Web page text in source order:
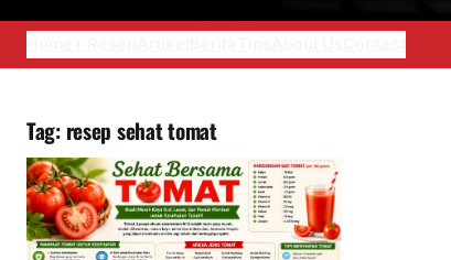
Tag: resep sehat tomat